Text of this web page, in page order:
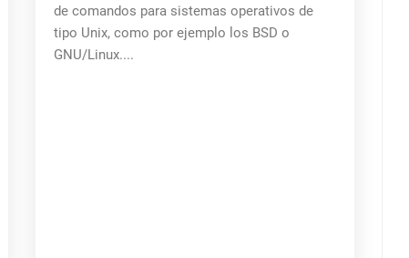
de comandos para sistemas operativos de
tipo Unix, como por ejemplo los BSD o
GNU/Linux.​...